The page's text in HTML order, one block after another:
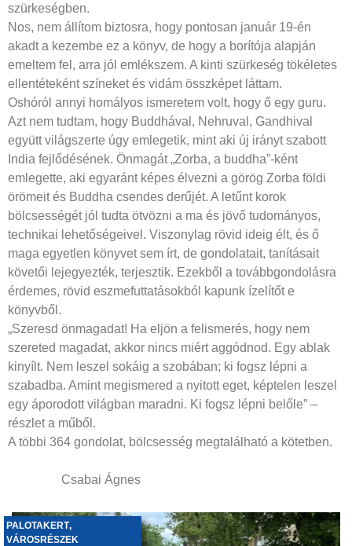
szürkeségben.
Nos, nem állítom biztosra, hogy pontosan január 19-én
akadt a kezembe ez a könyv, de hogy a borítója alapján
emeltem fel, arra jól emlékszem. A kinti szürkeség tökéletes
ellentéteként színeket és vidám összképet láttam.
Oshóról annyi homályos ismeretem volt, hogy ő egy guru.
Azt nem tudtam, hogy Buddhával, Nehruval, Gandhival
együtt világszerte úgy emlegetik, mint aki új irányt szabott
India fejlődésének. Önmagát „Zorba, a buddha”-ként
emlegette, aki egyaránt képes élvezni a görög Zorba földi
örömeit és Buddha csendes derűjét. A letűnt korok
bölcsességét jól tudta ötvözni a ma és jövő tudományos,
technikai lehetőségeivel. Viszonylag rövid ideig élt, és ő
maga egyetlen könyvet sem írt, de gondolatait, tanításait
követői lejegyezték, terjesztik. Ezekből a továbbgondolásra
érdemes, rövid eszmefuttatásokból kapunk ízelítőt e
könyvből.
„Szeresd önmagadat! Ha eljön a felismerés, hogy nem
szereted magadat, akkor nincs miért aggódnod. Egy ablak
kinyílt. Nem leszel sokáig a szobában; ki fogsz lépni a
szabadba. Amint megismered a nyitott eget, képtelen leszel
egy áporodott világban maradni. Ki fogsz lépni belőle” –
részlet a műből.
A többi 364 gondolat, bölcsesség megtalálható a kötetben.
Csabai Ágnes
PALOTAKERT,
VÁROSRÉSZEK